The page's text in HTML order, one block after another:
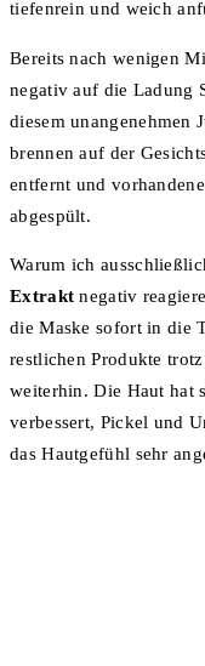
tiefenrein und weich
Bereits nach wenigen
negativ auf die Ladung
diesem unangenehmen
brennen auf der
entfernt und
abgespült.
Warum ich
Extraktnegativ
die Maske sofort in die
restlichen Produkte
weiterhin. Die Haut hat
verbessert, Pickel und
das Hautgefühl sehr